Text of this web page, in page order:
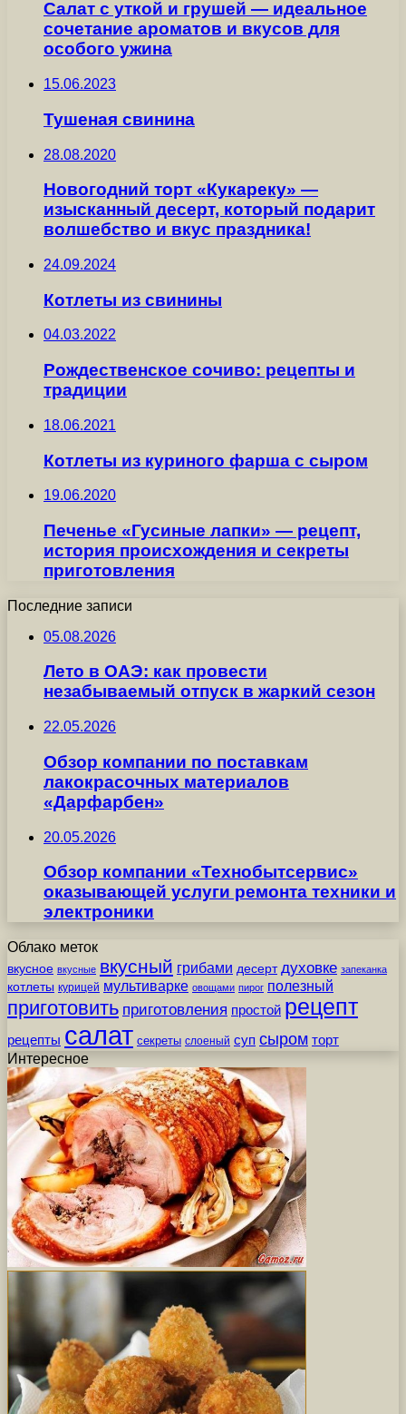
Салат с уткой и грушей — идеальное
сочетание ароматов и вкусов для
особого ужина
15.06.2023
Тушеная свинина
28.08.2020
Новогодний торт «Кукареку» —
изысканный десерт, который подарит
волшебство и вкус праздника!
24.09.2024
Котлеты из свинины
04.03.2022
Рождественское сочиво: рецепты и
традиции
18.06.2021
Котлеты из куриного фарша с сыром
19.06.2020
Печенье «Гусиные лапки» — рецепт,
история происхождения и секреты
приготовления
Последние записи
05.08.2026
Лето в ОАЭ: как провести
незабываемый отпуск в жаркий сезон
22.05.2026
Обзор компании по поставкам
лакокрасочных материалов
«Дарфарбен»
20.05.2026
Обзор компании «Технобытсервис»
оказывающей услуги ремонта техники и
электроники
Облако меток
вкусное вкусные вкусный грибами десерт духовке запеканка
котлеты курицей мультиварке овощами пирог полезный
приготовить приготовления простой рецепт
рецепты салат секреты слоеный суп сыром торт
Интересное